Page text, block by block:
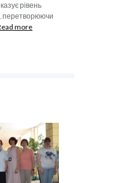
рівень
перетворюючи
more